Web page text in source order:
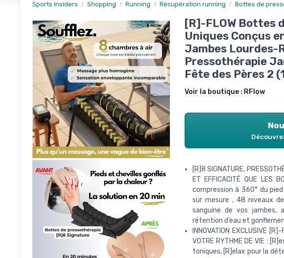
Sports Insiders Shopping Running Récupération running Bottes de
[R]-FLOW Bottes
Uniques Conçus
Jambes Lourdes-
Pressothérapie
Fête des Pères 2
Voir la boutique : RFlow
[R]8 SIGNATURE,
ET EFFICACITÉ QUE LES
compression à 360° du
sur mesure , 48 niveaux
sanguine de vos jambes,
rétention d’eau et
INNOVATION EXCLUSIVE
VOTRE RYTHME DE VIE :
toniques, [R]elax pour la